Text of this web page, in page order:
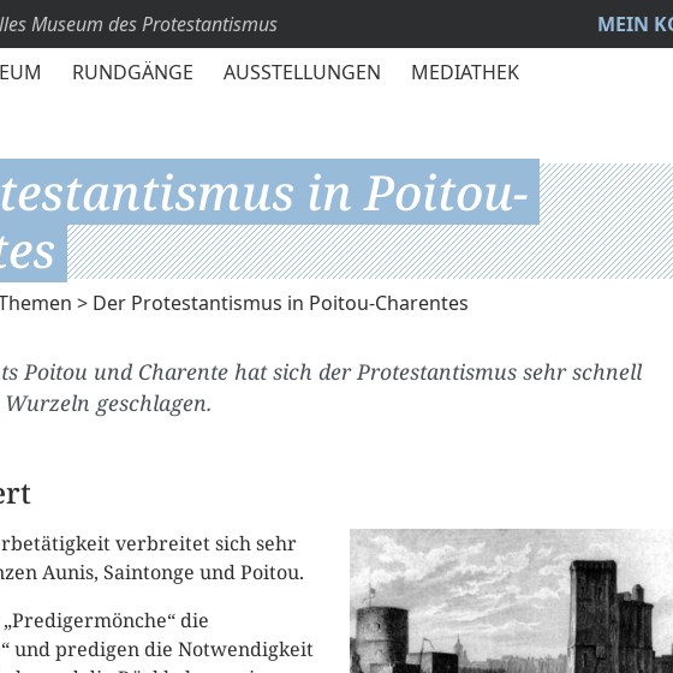
Museum des Protestantismus MEIN
RUNDGÄNGE AUSSTELLUNGEN MEDIATHEK
in Poitou-
> Der Protestantismus in Poitou-Charentes
Poitou und Charente hat sich der Protestantismus sehr schnell
geschlagen.
verbreitet sich sehr
Aunis, Saintonge und Poitou.
die
und predigen die Notwendigkeit